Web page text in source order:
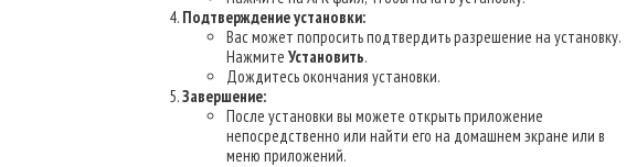
Подтверждение установки:
Вас может попросить подтвердить разрешение на установку.
Нажмите Установить.
Дождитесь окончания установки.
Завершение:
После установки вы можете открыть приложение
непосредственно или найти его на домашнем экране или в
меню приложений.